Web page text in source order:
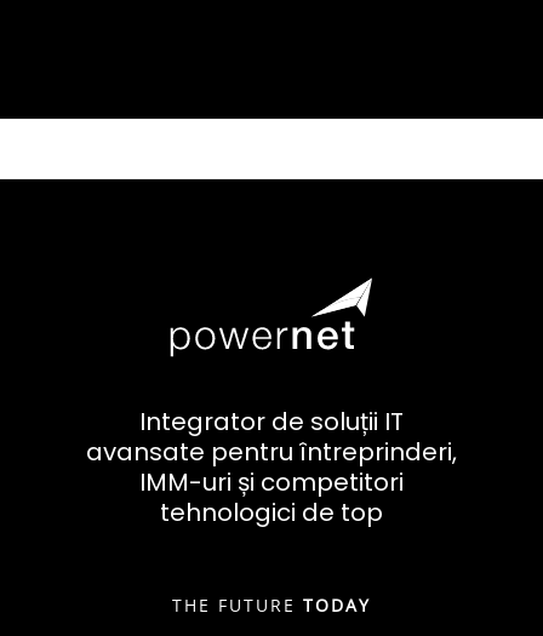
Integrator de soluții IT
avansate pentru întreprinderi,
IMM-uri și competitori
tehnologici de top
THE FUTURE TODAY